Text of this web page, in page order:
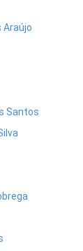
Araújo
Santos